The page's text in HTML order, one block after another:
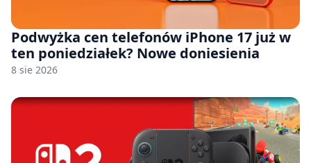
Podwyżka cen telefonów iPhone 17 już w
ten poniedziałek? Nowe doniesienia
8 sie 2026